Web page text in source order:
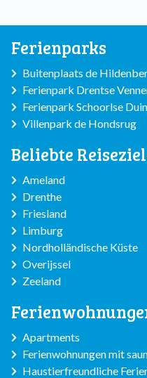
Ferienparks
Buitenplaats de
Ferienpark Drentse
Ferienpark Schoorlse
Villenpark de Hondsrug
Beliebte
Ameland
Drenthe
Friesland
Limburg
Nordholländische Küste
Overijssel
Zeeland
Apartments
Ferienwohnungen mit
Haustierfreundliche